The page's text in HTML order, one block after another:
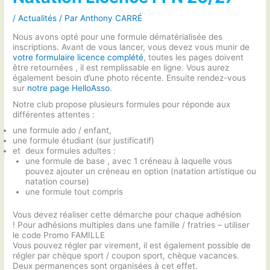
/Actualités / ParAnthony CARRÉ
Nous avons opté pour une formule dématérialisée des
inscriptions. Avant de vous lancer, vous devez vous munir de
votre formulaire licence complété, toutes les pages doivent
être retournées , il est remplissable en ligne. Vous aurez
également besoin d’une photo récente. Ensuite rendez-vous
sur notre page HelloAsso.
Notre club propose plusieurs formules pour réponde aux
différentes attentes :
une formule ado / enfant,
une formule étudiant (sur justificatif)
et deux formules adultes :
une formule de base , avec 1 créneau à laquelle vous
pouvez ajouter un créneau en option (natation artistique ou
natation course)
une formule tout compris
Vous devez réaliser cette démarche pour chaque adhésion
! Pour adhésions multiples dans une famille / fratries – utiliser
le code Promo FAMILLE
Vous pouvez régler par virement, il est également possible de
régler par chèque sport / coupon sport, chèque vacances.
Deux permanences sont organisées à cet effet.